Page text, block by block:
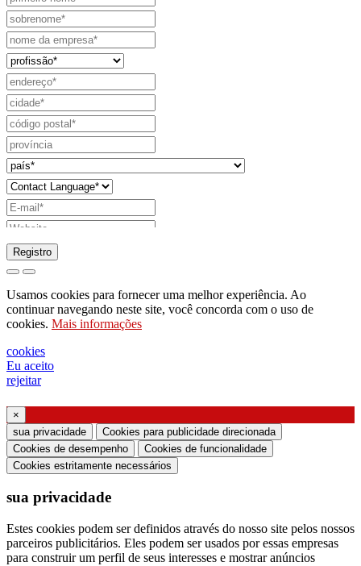
pedido para enviar catálogo
pedido para ser contactado pelo seu
representante de vendas
pedido de suporte ou projeto de iluminação
Solicitação de webinar ou treinamento sobre
Manifestação de consentimento (Artigo 7.º do
Regulamento da UE n.º 2016/679)
dos dados pessoais e concordo com o tratamento
dos meus dados pessoais.
Autorizo o processamento dos meus dados
Registro
Usamos cookies para fornecer uma melhor experiência. Ao
continuar navegando neste site, você concorda com o uso de
cookies. Mais informações
cookies
Eu aceito
rejeitar
×
sua privacidade
Cookies para publicidade direcionada
Cookies de desempenho
Cookies de funcionalidade
Cookies estritamente necessários
sua privacidade
Estes cookies podem ser definidos através do nosso site pelos nossos
parceiros publicitários. Eles podem ser usados ​​por essas empresas
para construir um perfil de seus interesses e mostrar anúncios